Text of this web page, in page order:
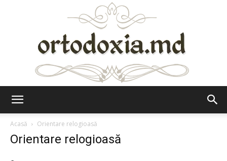
Acasă
Orientare relogioasă
Orientare relogioasă